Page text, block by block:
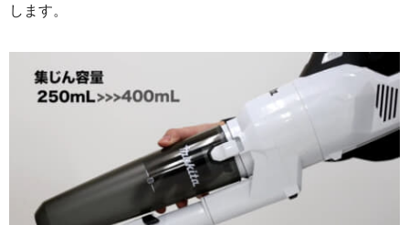
します。